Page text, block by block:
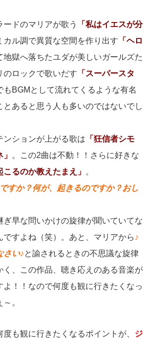
ドのマリアが歌う
「私はイエスが分
カル調で異質な空間を作り出す 「ヘロ
地獄へ落ちたユダが美しいガールズた
のロックで歌いだす 「スーパースタ
もBGMとして流れてくるような有名
とあると思う人も多いのではないでし
ンションが上がる歌は 「狂信者シモ
。この2曲は不動！！さらに好きな
こるのか教えたまえ」 。
すか？何が、起きるのですか？おし
ぎ早な問いかけの旋律が聞いていてな
ですよね（笑）。あと、マリアから♪
さい♪と諭されるときの不思議な旋律
く、この作品、聴き応えのある音楽が
よ！！なので何度も観に行きたくなっ
。
も観に行きたくなるポイントが、 ジ